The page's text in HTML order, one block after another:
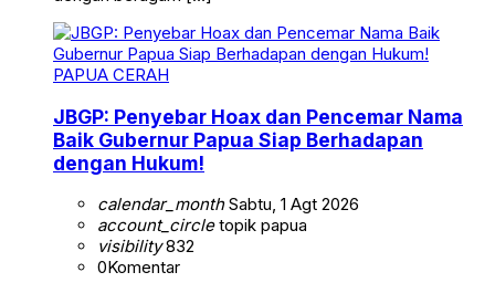
PAPUA CERAH
JBGP: Penyebar Hoax dan Pencemar Nama
Baik Gubernur Papua Siap Berhadapan
dengan Hukum!
calendar_monthSabtu, 1 Agt 2026
account_circletopik papua
visibility832
0Komentar